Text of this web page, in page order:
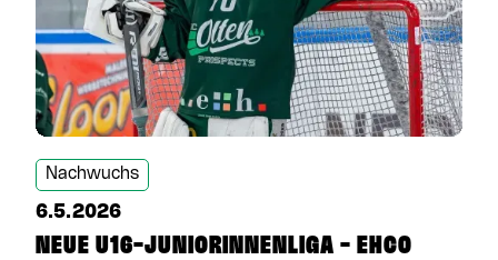
Nachwuchs
6.5.2026
NEUE U16-JUNIORINNENLIGA - EHCO